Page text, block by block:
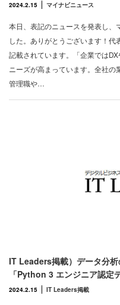
2024.2.15 マイナビニュース
本日、表記のニュースを発表し、
した。ありがとうございます！
記載されています。「企業では
ニーズが高まっています。全社の
管理職や…
IT Leaders掲載）データ分
「Python 3 エンジニア認定
2024.2.15 IT Leaders掲載